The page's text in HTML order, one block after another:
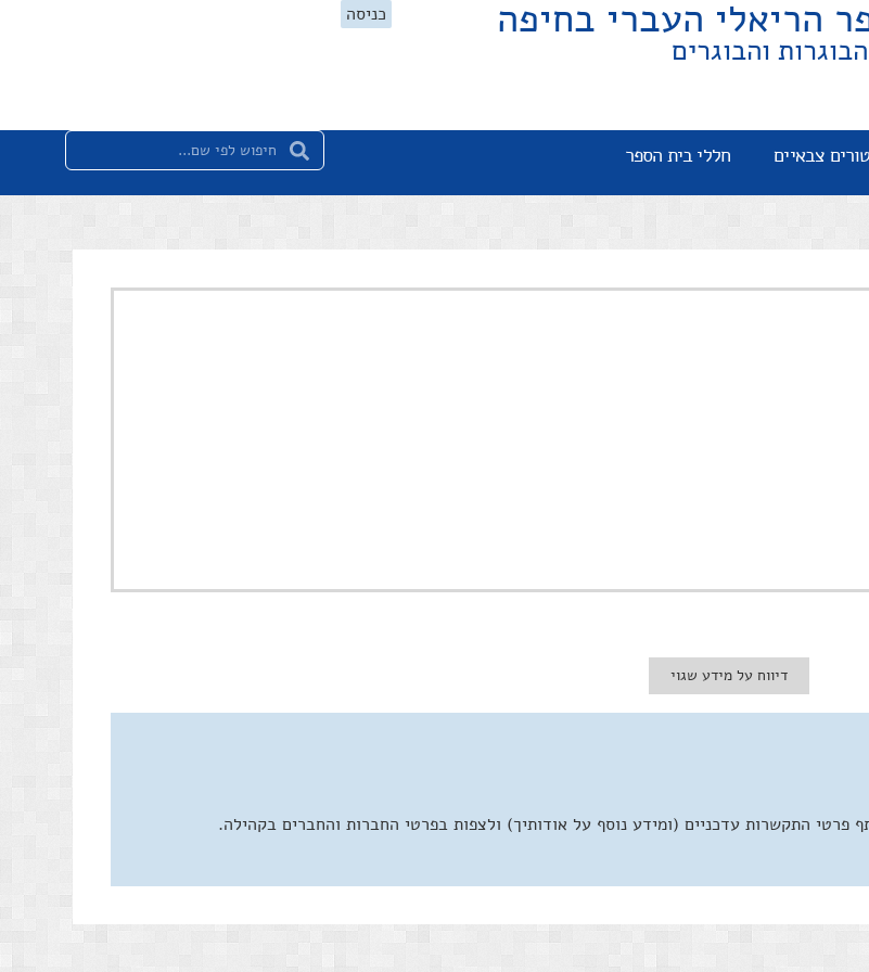
הריאלי העברי בחיפה
והבוגרים
כניסה
צבאיים חללי בית הספר
דיווח על מידע שגוי
התקשרות עדכניים (ומידע נוסף על אודותיך) ולצפות בפרטי החברות והחברים בקהילה.